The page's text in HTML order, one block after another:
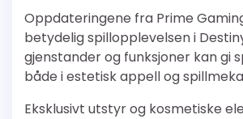
Oppdateringene fra Prime
betydelig spillopplevelsen i
gjenstander og funksjoner kan gi
både i estetisk appell og
Eksklusivt utstyr og kosmetiske